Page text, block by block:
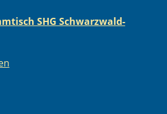
SHG Schwarzwald-